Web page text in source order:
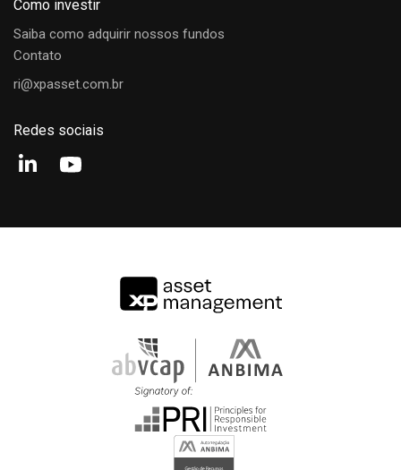
Quais são os custos do fundo?
Há alguma oferta em andamento?
Qual a diferença do valor patrimonial e do
valor à mercado do fundo?
Leonardo Pinsdorf
Como investir
Saiba como adquirir nossos fundos
Contato
ri@xpasset.com.br
Redes sociais